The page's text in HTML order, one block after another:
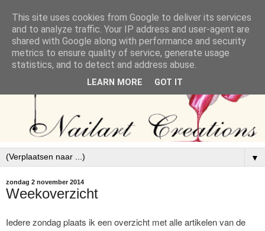
▼
zondag 2 november 2014
Weekoverzicht
Iedere zondag plaats ik een overzicht met alle artikelen van de
This site uses cookies from Google to deliver its services
and to analyze traffic. Your IP address and user-agent are
shared with Google along with performance and security
metrics to ensure quality of service, generate usage
statistics, and to detect and address abuse.
LEARN MORE GOT IT